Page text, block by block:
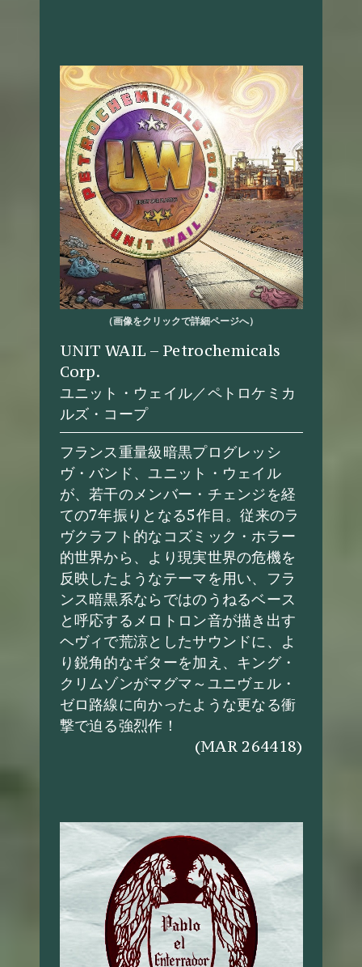
（画像をクリックで詳細ページへ）
UNIT WAIL – Petrochemicals
Corp.
ユニット・ウェイル／ペトロケミカ
ルズ・コープ
フランス重量級暗黒プログレッシ
ヴ・バンド、ユニット・ウェイル
が、若干のメンバー・チェンジを経
ての7年振りとなる5作目。従来のラ
ヴクラフト的なコズミック・ホラー
的世界から、より現実世界の危機を
反映したようなテーマを用い、フラ
ンス暗黒系ならではのうねるベース
と呼応するメロトロン音が描き出す
ヘヴィで荒涼としたサウンドに、よ
り鋭角的なギターを加え、キング・
クリムゾンがマグマ～ユニヴェル・
ゼロ路線に向かったような更なる衝
撃で迫る強烈作！
(MAR 264418)